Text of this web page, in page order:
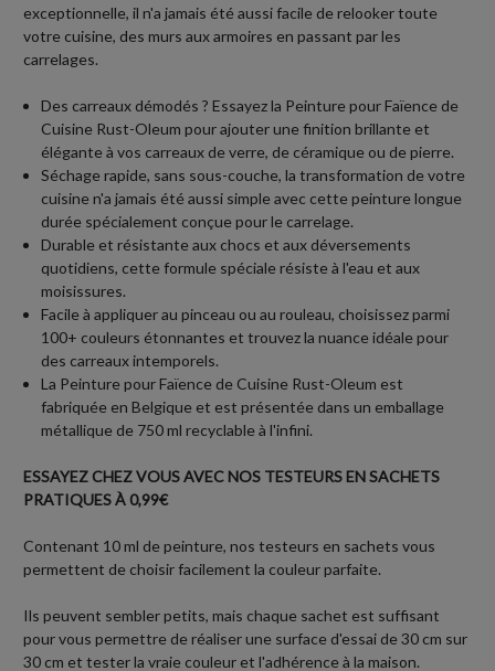
exceptionnelle, il n'a jamais été aussi facile de relooker toute
votre cuisine, des murs aux armoires en passant par les
carrelages.
Des carreaux démodés ? Essayez la Peinture pour Faïence de
Cuisine Rust-Oleum pour ajouter une finition brillante et
élégante à vos carreaux de verre, de céramique ou de pierre.
Séchage rapide, sans sous-couche, la transformation de votre
cuisine n'a jamais été aussi simple avec cette peinture longue
durée spécialement conçue pour le carrelage.
Durable et résistante aux chocs et aux déversements
quotidiens, cette formule spéciale résiste à l'eau et aux
moisissures.
Facile à appliquer au pinceau ou au rouleau, choisissez parmi
100+ couleurs étonnantes et trouvez la nuance idéale pour
des carreaux intemporels.
La Peinture pour Faïence de Cuisine Rust-Oleum est
fabriquée en Belgique et est présentée dans un emballage
métallique de 750 ml recyclable à l'infini.
ESSAYEZ CHEZ VOUS AVEC NOS TESTEURS EN SACHETS
PRATIQUES À 0,99€
Contenant 10 ml de peinture, nos testeurs en sachets vous
permettent de choisir facilement la couleur parfaite.
Ils peuvent sembler petits, mais chaque sachet est suffisant
pour vous permettre de réaliser une surface d'essai de 30 cm sur
30 cm et tester la vraie couleur et l'adhérence à la maison.